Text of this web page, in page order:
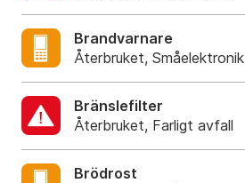
Brandvarnare
Återbruket, Småelektronik
Bränslefilter
Återbruket, Farligt avfall
Brödrost